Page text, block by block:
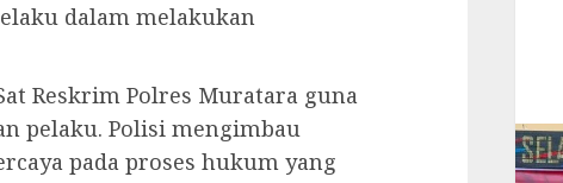
dalam melakukan
Reskrim Polres Muratara guna
pelaku. Polisi mengimbau
pada proses hukum yang